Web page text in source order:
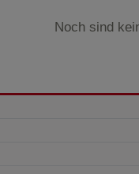
Noch sind